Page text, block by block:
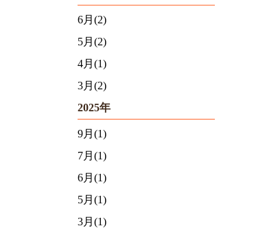
6月(2)
5月(2)
4月(1)
3月(2)
2025年
9月(1)
7月(1)
6月(1)
5月(1)
3月(1)